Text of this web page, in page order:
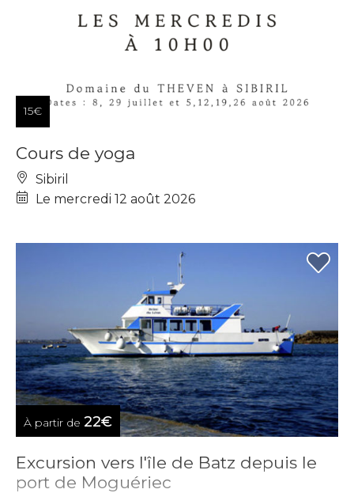
15€
Cours de yoga
Sibiril
Le mercredi 12 août 2026
À partir de 22€
Excursion vers l'île de Batz depuis le
port de Moguériec